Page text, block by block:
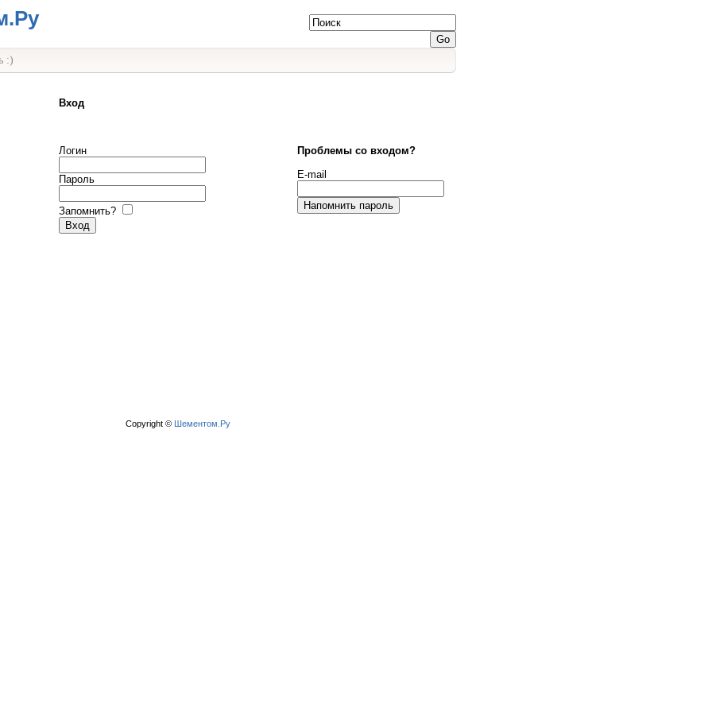
:)
Вход
Логин
Пароль
Запомнить?
Проблемы со входом?
E-mail
Copyright © Шементом.Ру